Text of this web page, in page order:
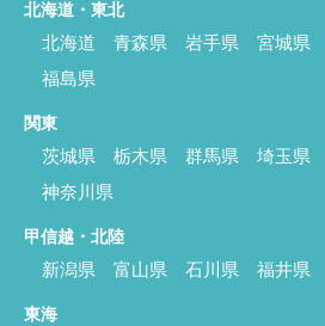
北海道・東北
北海道 青森県 岩手県 宮城県
福島県
関東
茨城県 栃木県 群馬県 埼玉県
神奈川県
甲信越・北陸
新潟県 富山県 石川県 福井県
東海